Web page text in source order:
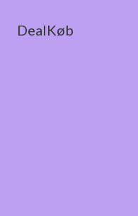
DealKøb